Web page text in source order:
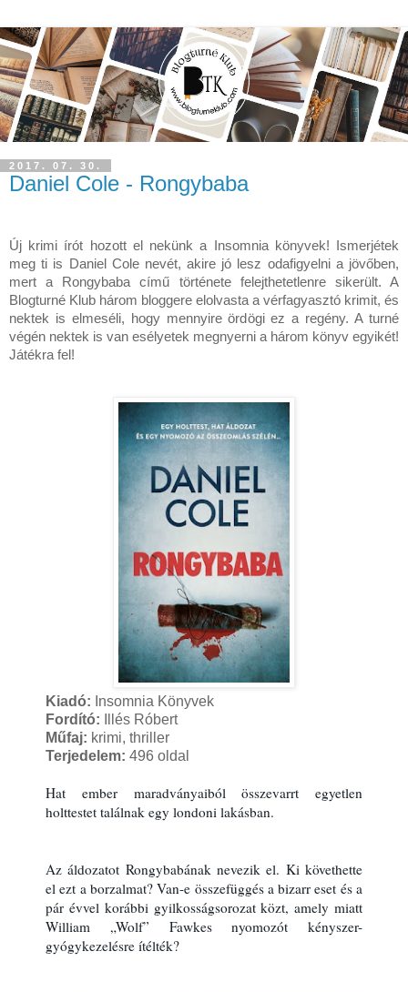
2017. 07. 30.
Daniel Cole - Rongybaba
Új krimi írót hozott el nekünk a Insomnia könyvek! Ismerjétek
meg ti is Daniel Cole nevét, akire jó lesz odafigyelni a jövőben,
mert a Rongybaba című története felejthetetlenre sikerült. A
Blogturné Klub három bloggere elolvasta a vérfagyasztó krimit, és
nektek is elmeséli, hogy mennyire ördögi ez a regény. A turné
végén nektek is van esélyetek megnyerni a három könyv egyikét!
Játékra fel!
Kiadó: Insomnia Könyvek
Fordító:
Illés Róbert
Műfaj: krimi, thriller
Terjedelem: 496 oldal
Hat ember maradványaiból összevarrt egyetlen
holttestet találnak egy londoni lakásban.
Az áldozatot Rongybabának nevezik el. Ki követhette
el ezt a borzalmat? Van-e összefüggés a bizarr eset és a
pár évvel korábbi gyilkosságsorozat közt, amely miatt
William „Wolf” Fawkes nyomozót kényszer-
gyógykezelésre ítélték?